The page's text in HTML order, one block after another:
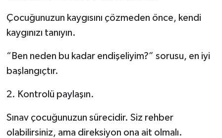
Çocuğunuzun kaygısını çözmeden önce, kendi
kaygınızı tanıyın.
“Ben neden bu kadar endişeliyim?” sorusu, en iyi
başlangıçtır.
2. Kontrolü paylaşın.
Sınav çocuğunuzun sürecidir. Siz rehber
olabilirsiniz, ama direksiyon ona ait olmalı.